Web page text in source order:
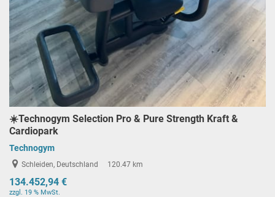
☀️Technogym Selection Pro & Pure Strength Kraft &
Cardiopark
Technogym
Schleiden, Deutschland 120.47 km
134.452,94 €
zzgl. 19 % MwSt.